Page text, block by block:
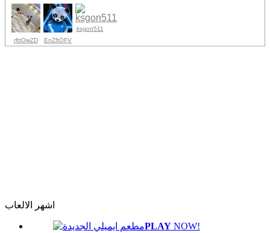
rfttOwZD EnZftOFV
ksgon511
اشهر الالعاب
PLAY NOW!